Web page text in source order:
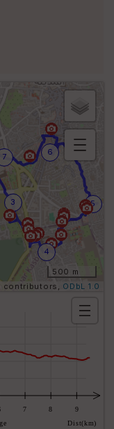
3
4
5
6
7
B
or
e
s
ki
lo
ri
q
e
s
o
ur
500 m
contributors, ODbL 1.0
t
n